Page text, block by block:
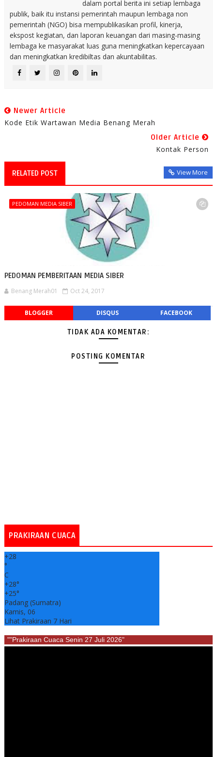
dalam portal berita ini setiap lembaga
publik, baik itu instansi pemerintah maupun lembaga non
pemerintah (NGO) bisa mempublikasikan profil, kinerja,
ekspost kegiatan, dan laporan keuangan dari masing-masing
lembaga ke masyarakat luas guna meningkatkan kepercayaan
dan meningkatkan kredibiltas dan akuntabilitas.
Newer Article
Kode Etik Wartawan Media Benang Merah
Older Article
Kontak Person
RELATED POST View More
PEDOMAN MEDIA SIBER
PEDOMAN PEMBERITAAN MEDIA SIBER
Benang Merah01 Oct 24, 2017
BLOGGER DISQUS FACEBOOK
TIDAK ADA KOMENTAR:
POSTING KOMENTAR
PRAKIRAAN CUACA
+28
°
C
+28°
+25°
Padang (Sumatra)
Kamis, 06
Lihat Prakiraan 7 Hari
""Prakiraan Cuaca Senin 27 Juli 2026"